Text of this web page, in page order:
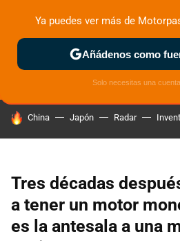
ZONA DE PRUEBAS
HOY SE HABLA DE
China Japón Radar
Tres décadas
a tener un motor
es la antesala a una
Ya puedes ver más de
Añádenos como
Solo necesitas una